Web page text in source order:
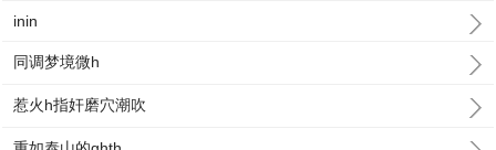
inin
同调梦境微h
惹火h指奸磨穴潮吹